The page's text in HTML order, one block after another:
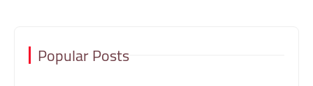
Popular Posts